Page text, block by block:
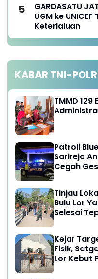
GARDASATU
UGM ke
Keterlaluan
KABAR TNI-
TMMD
Patroli
Sarirejo
Cegah
Tinjau
Bulu Lor
Selesai
Kejar
Fisik,
Lor Kebut